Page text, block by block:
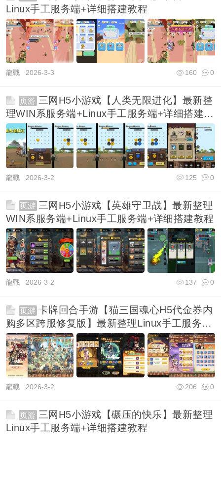
Linux手工服务端+详细搭建教程
龍戰2026-3-3 0
160
页游 三网H5小游戏【人类无限进化】最新整
理WIN系服务端+Linux手工服务端+详细搭建教
程
龍戰2026-3-2 0
125
页游 三网H5小游戏【英雄守卫战】最新整理
WIN系服务端+Linux手工服务端+详细搭建教程
龍戰2026-3-2 0
137
页游 卡牌回合手游【猫三国魂心H5代金券内
购多区跨服修复版】最新整理Linux手工服务端
+新管
龍戰2026-3-2 0
206
页游 三网H5小游戏【碾压的快乐】最新整理
Linux手工服务端+详细搭建教程